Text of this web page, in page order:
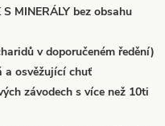
MINERÁLY bez obsahu
v doporučeném ředění)
a osvěžující chuť
závodech s více než 10ti